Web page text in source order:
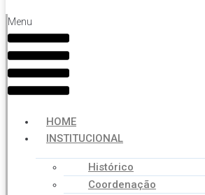
Menu
HOME
INSTITUCIONAL
Histórico
Coordenação